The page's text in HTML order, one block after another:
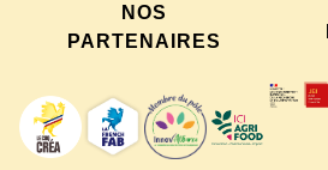
NOS
PARTENAIRES